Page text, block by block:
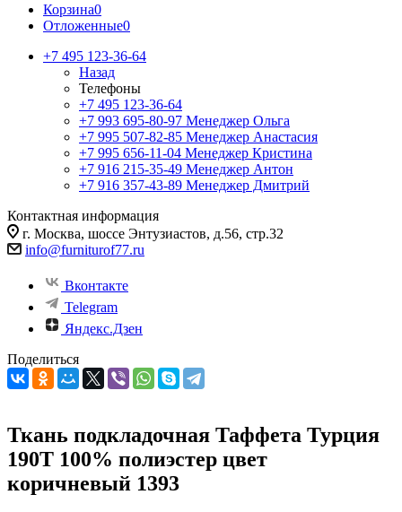
Корзина0
Отложенные0
+7 495 123-36-64
Назад
Телефоны
+7 495 123-36-64
+7 993 695-80-97 Менеджер Ольга
+7 995 507-82-85 Менеджер Анастасия
+7 995 656-11-04 Менеджер Кристина
+7 916 215-35-49 Менеджер Антон
+7 916 357-43-89 Менеджер Дмитрий
Контактная информация
г. Москва, шоссе Энтузиастов, д.56, стр.32
info@furniturof77.ru
Вконтакте
Telegram
Яндекс.Дзен
Поделиться
Ткань подкладочная Таффета Турция
190T 100% полиэстер цвет
коричневый 1393